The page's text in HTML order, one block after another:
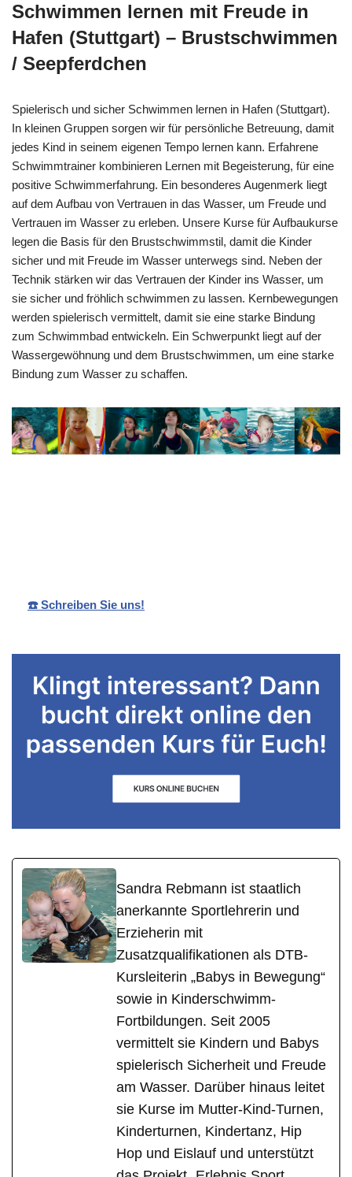
Schwimmen lernen mit Freude in
Hafen (Stuttgart) – Brustschwimmen
/ Seepferdchen
Spielerisch und sicher Schwimmen lernen in Hafen (Stuttgart).
In kleinen Gruppen sorgen wir für persönliche Betreuung, damit
jedes Kind in seinem eigenen Tempo lernen kann. Erfahrene
Schwimmtrainer kombinieren Lernen mit Begeisterung, für eine
positive Schwimmerfahrung. Ein besonderes Augenmerk liegt
auf dem Aufbau von Vertrauen in das Wasser, um Freude und
Vertrauen im Wasser zu erleben. Unsere Kurse für Aufbaukurse
legen die Basis für den Brustschwimmstil, damit die Kinder
sicher und mit Freude im Wasser unterwegs sind. Neben der
Technik stärken wir das Vertrauen der Kinder ins Wasser, um
sie sicher und fröhlich schwimmen zu lassen. Kernbewegungen
werden spielerisch vermittelt, damit sie eine starke Bindung
zum Schwimmbad entwickeln. Ein Schwerpunkt liegt auf der
Wassergewöhnung und dem Brustschwimmen, um eine starke
Bindung zum Wasser zu schaffen.
☎️ Schreiben Sie uns!
Sandra Rebmann ist staatlich
anerkannte Sportlehrerin und
Erzieherin mit
Zusatzqualifikationen als DTB-
Kursleiterin „Babys in Bewegung“
sowie in Kinderschwimm-
Fortbildungen. Seit 2005
vermittelt sie Kindern und Babys
spielerisch Sicherheit und Freude
am Wasser. Darüber hinaus leitet
sie Kurse im Mutter-Kind-Turnen,
Kinderturnen, Kindertanz, Hip
Hop und Eislauf und unterstützt